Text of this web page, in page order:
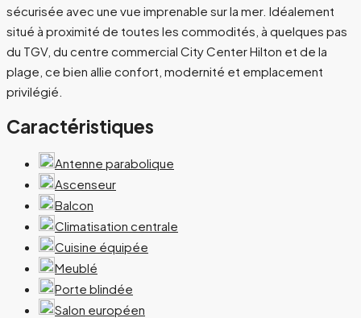
sécurisée avec une vue imprenable sur la mer. Idéalement
situé à proximité de toutes les commodités, à quelques pas
du TGV, du centre commercial City Center Hilton et de la
plage, ce bien allie confort, modernité et emplacement
privilégié.
Caractéristiques
Antenne parabolique
Ascenseur
Balcon
Climatisation centrale
Cuisine équipée
Meublé
Porte blindée
Salon européen